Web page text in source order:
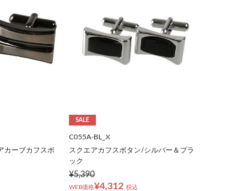
カーブカフスボ
SALE
C055A-BL_X
スクエアカフスボタン/シルバー＆ブラ
ック
¥5,390
WEB価格¥4,312 税込